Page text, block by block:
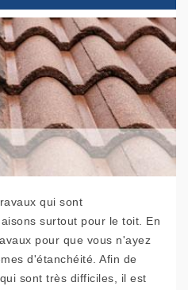
qui sont
surtout pour le toit. En
pour que vous n'ayez
d'étanchéité. Afin de
sont très difficiles, il est